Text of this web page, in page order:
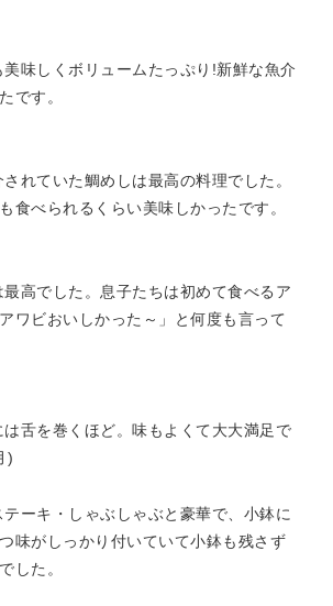
味しくボリュームたっぷり!新鮮な魚介
です。
れていた鯛めしは最高の料理でした。
食べられるくらい美味しかったです。
高でした。息子たちは初めて食べるア
ワビおいしかった～」と何度も言って
舌を巻くほど。味もよくて大大満足で
)
テーキ・しゃぶしゃぶと豪華で、小鉢に
味がしっかり付いていて小鉢も残さず
した。